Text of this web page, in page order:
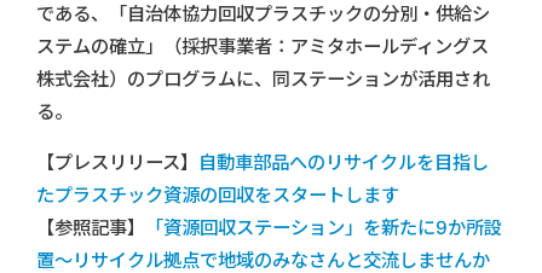
である、「自治体協力回収プラスチックの分別・供給シ
ステムの確立」（採択事業者：アミタホールディングス
株式会社）のプログラムに、同ステーションが活用され
る。
【プレスリリース】
自動車部品へのリサイクルを目指し
たプラスチック資源の回収をスタートします
【参照記事】
「資源回収ステーション」を新たに9か所設
置～リサイクル拠点で地域のみなさんと交流しませんか